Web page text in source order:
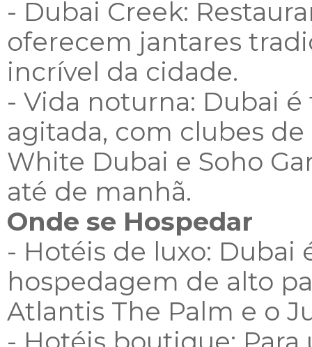
- Dubai Creek:
oferecem jantares
incrível da cidade.
- Vida noturna: Dubai
agitada, com clubes
White Dubai e Soho
até de manhã.
Onde se Hospedar
- Hotéis de luxo: Dubai
hospedagem de alto
Atlantis The Palm e o